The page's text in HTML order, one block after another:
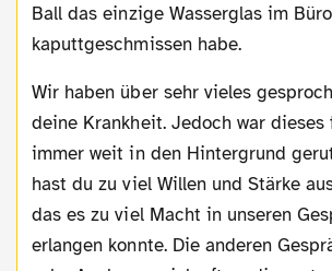
Ball das einzige Wasserglas im Büro
kaputtgeschmissen habe.
Wir haben über sehr vieles gesprochen. Auch über
deine Krankheit. Jedoch war dieses
immer weit in den Hintergrund
hast du zu viel Willen und Stärke
das es zu viel Macht in unseren
erlangen konnte. Die anderen